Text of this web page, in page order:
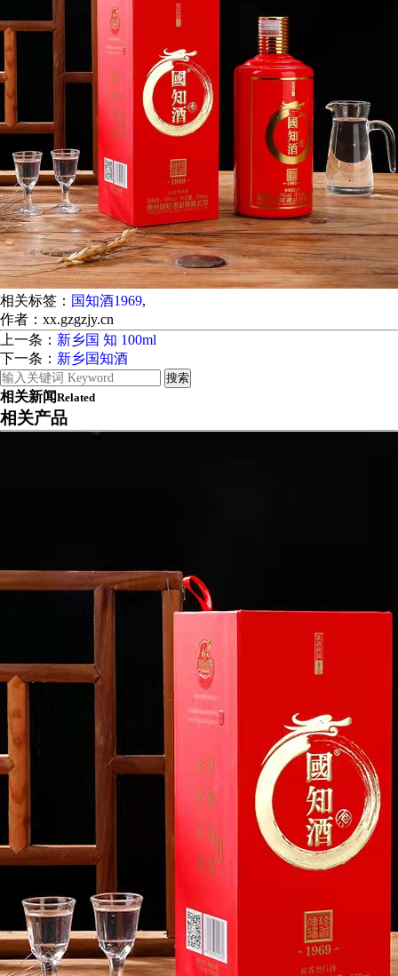
相关标签： 国知酒1969,
作者：xx.gzgzjy.cn
上一条： 新乡国 知 100ml
下一条： 新乡国知酒
相关新闻Related
相关产品